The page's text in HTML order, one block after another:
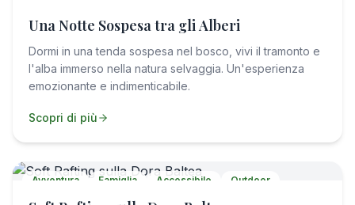
Una Notte Sospesa tra gli Alberi
Dormi in una tenda sospesa nel bosco, vivi il tramonto e
l'alba immerso nella natura selvaggia. Un'esperienza
emozionante e indimenticabile.
Scopri di più
Avventura Famiglia Accessibile Outdoor